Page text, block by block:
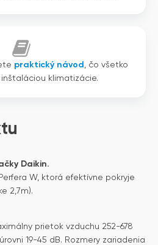
praktický návod
, čo všetko
klimatizácie.
Daikin.
W, ktorá efektívne pokryje
2,7m).
prietok vzduchu 252-678
19-45 dB. Rozmery zariadenia